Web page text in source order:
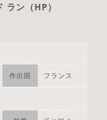
ラン（HP）
作出国 フランス